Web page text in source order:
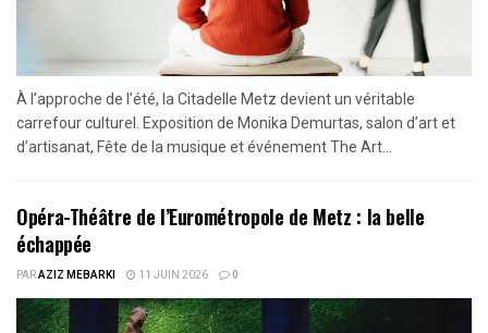
À l’approche de l’été, la Citadelle Metz devient un véritable
carrefour culturel. Exposition de Monika Demurtas, salon d’art et
d’artisanat, Fête de la musique et événement The Art...
Opéra-Théâtre de l’Eurométropole de Metz : la belle
échappée
PARAZIZ MEBARKI 11 JUIN 2026 0